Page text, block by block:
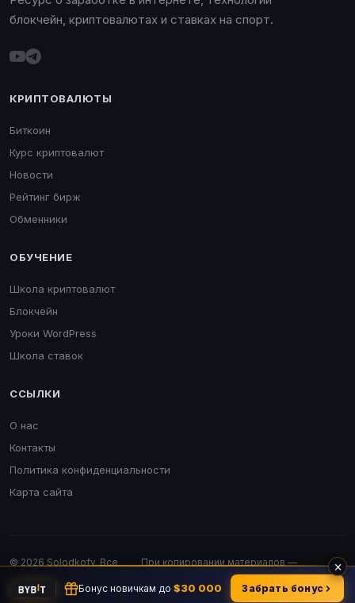
блокчейн, криптовалютах и ставках на спорт.
КРИПТОВАЛЮТЫ
Биткоин
Курс криптовалют
Новости
Рейтинг бирж
Обменники
ОБУЧЕНИЕ
Школа криптовалют
Блокчейн
Уроки WordPress
Школа ставок
ССЫЛКИ
О нас
Контакты
Политика конфиденциальности
Карта сайта
© 2026 Solodkofv. Все
При копировании материалов —
обязательна активная ссылка.
×
Бонус новичкам до $30 000 Забрать бонус